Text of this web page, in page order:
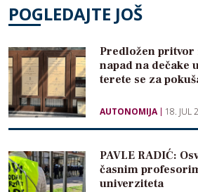
POGLEDAJTE JOŠ
Predložen pritvor
napad na dečake
terete se za
AUTONOMIJA 18. JUL
PAVLE RADIĆ:
časnim
univerziteta